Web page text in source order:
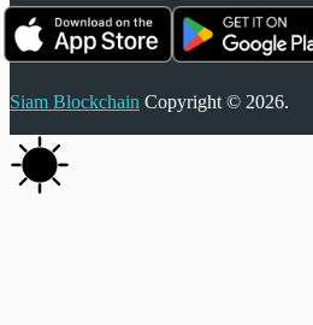
Siam Blockchain Copyright © 2026.